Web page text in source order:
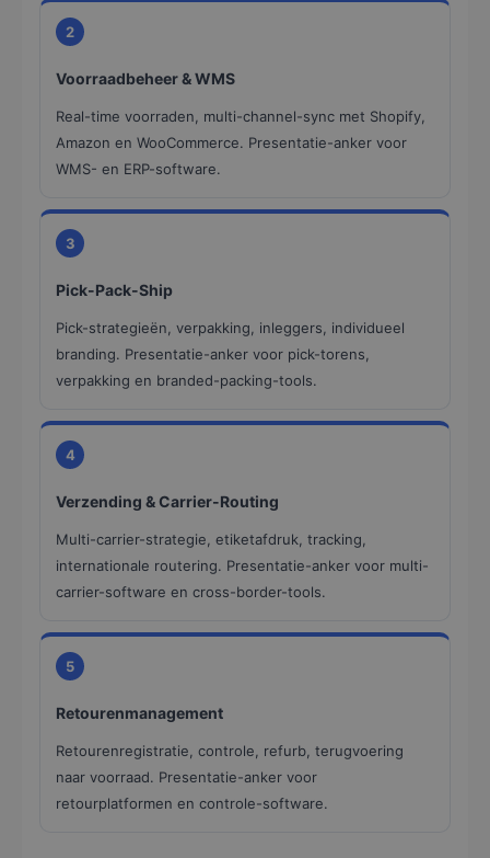
2
Voorraadbeheer & WMS
Real-time voorraden, multi-channel-sync met Shopify,
Amazon en WooCommerce. Presentatie-anker voor
WMS- en ERP-software.
3
Pick-Pack-Ship
Pick-strategieën, verpakking, inleggers, individueel
branding. Presentatie-anker voor pick-torens,
verpakking en branded-packing-tools.
4
Verzending & Carrier-Routing
Multi-carrier-strategie, etiketafdruk, tracking,
internationale routering. Presentatie-anker voor multi-
carrier-software en cross-border-tools.
5
Retourenmanagement
Retourenregistratie, controle, refurb, terugvoering
naar voorraad. Presentatie-anker voor
retourplatformen en controle-software.